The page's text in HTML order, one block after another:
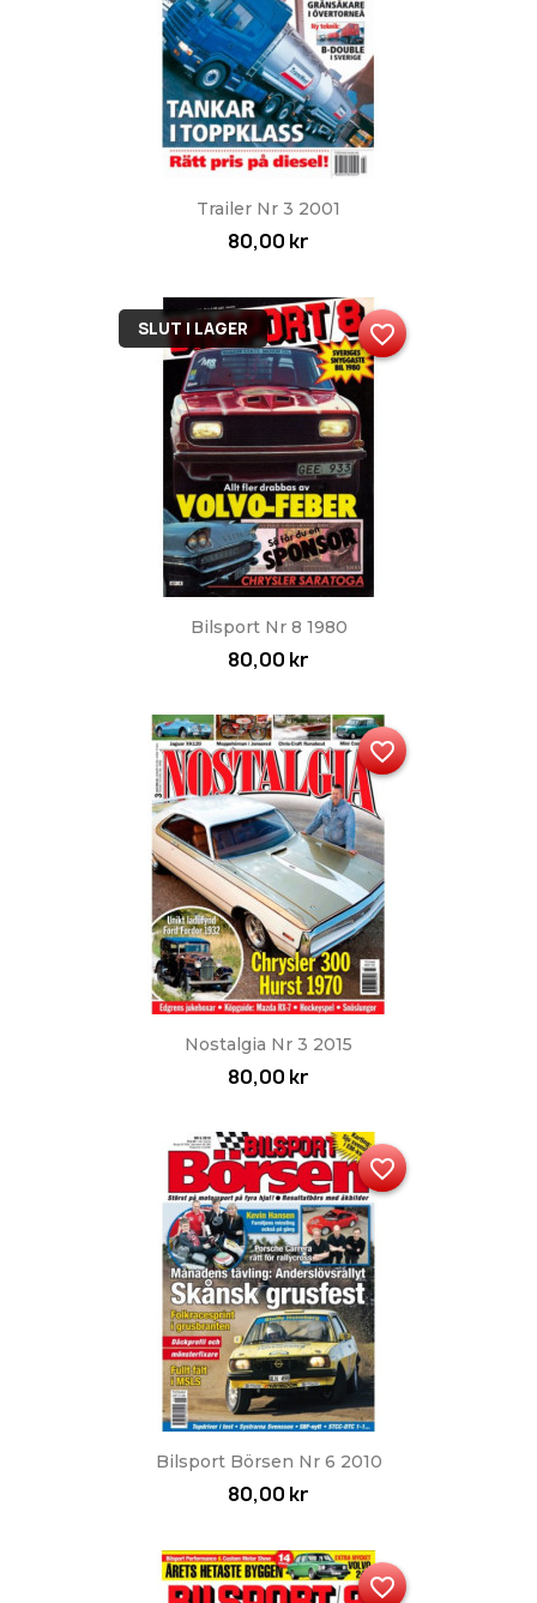
Trailer Nr 3 2001
80,00 kr
Bilsport Nr 8 1980
80,00 kr
SLUT I LAGER favorite_border
Nostalgia Nr 3 2015
80,00 kr
favorite_border
Bilsport Börsen Nr 6 2010
80,00 kr
favorite_border
favorite_border